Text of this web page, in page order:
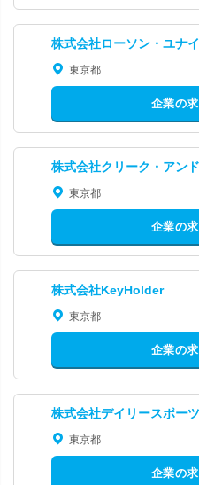
株式会社ローソン・ユナ
東京都
企業の
株式会社クリーク・アン
東京都
企業の
株式会社KeyHolder
東京都
企業の
株式会社デイリースポー
東京都
企業の